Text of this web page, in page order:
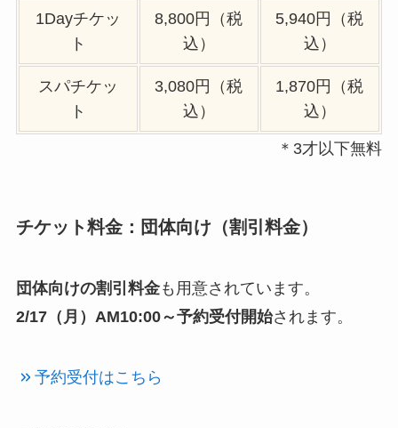
1Dayチケッ
ト
8,800円（税
込）
5,940円（税
込）
スパチケッ
ト
3,080円（税
込）
1,870円（税
込）
＊3才以下無料
チケット料金：団体向け（割引料金）
団体向けの割引料金も用意されています。
2/17（月）AM10:00～予約受付開始されます。
予約受付はこちら